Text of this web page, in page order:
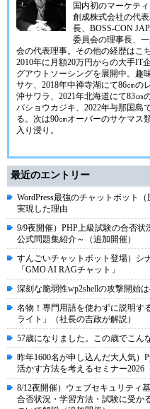
国内初のマーケテ
創成株式会社の代表
長、 BOSS-CON
委員会の理事長、
会の代表理事。その他の経歴はこ
2010年に月額20万円からの大手IT
グアウトソーシングを展開中。趣
サケ、2018年中禅寺湖にて86㎝の
沖サワラ、2021年北海道にて83㎝
バショウカジキ、2022年与那国島
る。次は90㎝オーバーのサケマス
入り浸り。
最近のエントリー
WordPress最強のチャットボット
実現した理由
9/9夜開催）PHP上級試験の合否
公式問題集紹介～（追加開催）
すんごいチャットボット登場）シ
「GMO AI RAGチャット」
深刻な脆弱性wp2shellの攻撃開始
名物！専門用語を使わずに説明す
ライト」（社長の吉政が解説）
57歳になりました。この歳でこん
昨年1600名が申し込んだ大人気）
活かす方法を考えるセミナー2026
8/12夜開催）ウェブセキュリティ
合否状況・学習方法・試験に受か